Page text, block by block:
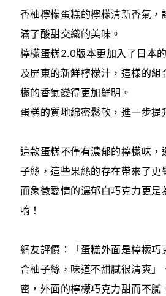
香柚檸檬蛋糕的檸檬清新香氣，
滿了酸甜交織的美味。
檸檬蛋糕2.0版本更加入了日本
及屏東的新鮮檸檬汁，這樣的組
檬的香氣變得更加鮮明。
蛋糕的質地綿密鬆軟，進一步提
這款蛋糕不僅有濃郁的檸檬味，
子絲，這些果絲的存在帶來了更
而象徵愛情的濃郁白巧克力更是
唷！
網友評價：「蛋糕外面是檸檬巧
合柚子絲，味道不甜膩很清爽」
密，外面的檸檬巧克力甜而不膩